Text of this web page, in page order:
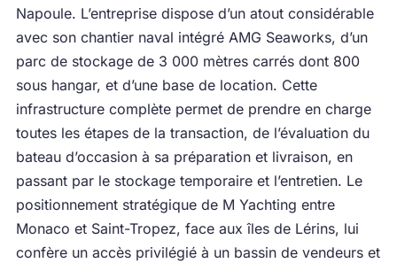
Napoule. L’entreprise dispose d’un atout considérable
avec son chantier naval intégré AMG Seaworks, d’un
parc de stockage de 3 000 mètres carrés dont 800
sous hangar, et d’une base de location. Cette
infrastructure complète permet de prendre en charge
toutes les étapes de la transaction, de l’évaluation du
bateau d’occasion à sa préparation et livraison, en
passant par le stockage temporaire et l’entretien. Le
positionnement stratégique de M Yachting entre
Monaco et Saint-Tropez, face aux îles de Lérins, lui
confère un accès privilégié à un bassin de vendeurs et